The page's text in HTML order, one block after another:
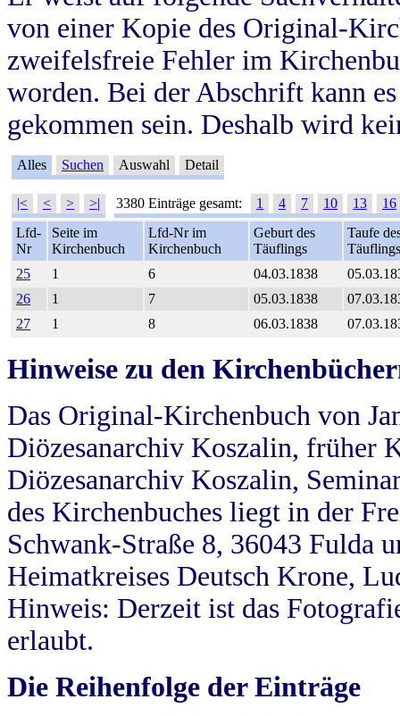
von einer Kopie des Original-
zweifelsfreie Fehler im
worden. Bei der Abschrift kann
gekommen sein. Deshalb wird
Alles Suchen Auswahl Detail
|< < > >| 3380 Einträge gesamt: 1 4 7 10 13
16
Lfd-
Nr
Seite im
Kirchenbuch
Lfd-Nr im
Kirchenbuch
Geburt des
Täuflings
Taufe
Täuflings
25
1 6 04.03.1838
26
1 7 05.03.1838
27
1 8 06.03.1838
Hinweise zu den
Das Original-Kirchenbuch von
Diözesanarchiv Koszalin, früher
Diözesanarchiv Koszalin,
des Kirchenbuches liegt in der
Schwank-Straße 8, 36043 Fulda
Heimatkreises Deutsch Krone,
Hinweis: Derzeit ist das
erlaubt.
Die Reihenfolge der Einträge